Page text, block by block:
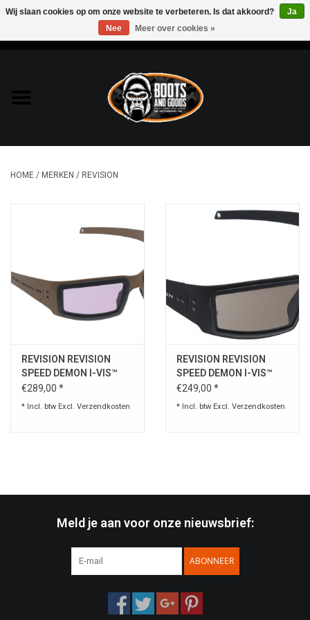
Bags & Packs
Bescherming
Schoenen
Survival
HOME / MERKEN / REVISION
REVISION REVISION
SPEED DEMON I-VIS™
UMBRA
€289,00 *
* Incl. btw Excl. Verzendkosten
REVISION REVISION
SPEED DEMON I-VIS™
CLARA
€249,00 *
* Incl. btw Excl. Verzendkosten
Meld je aan voor onze nieuwsbrief:
ABONNEER
Wij slaan cookies op om onze website te verbeteren. Is dat akkoord?
Ja
Nee
Meer over cookies »